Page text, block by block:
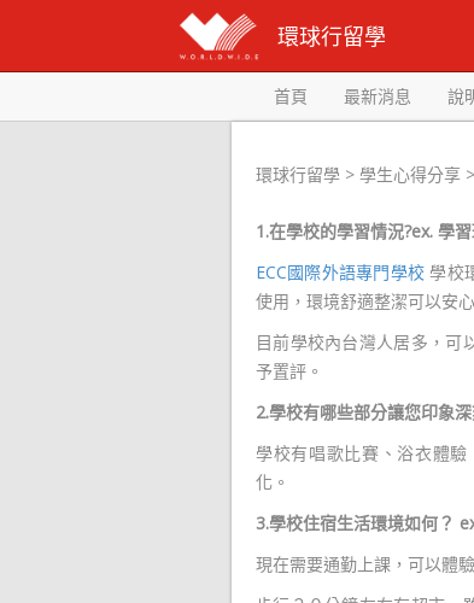
環球行留學
首頁 最新消息 說
環球行留學 > 學生心得分享 >
1.在學校的學習情況?ex. 學
ECC國際外語專門學校 學校
使用，環境舒適整潔可以安
目前學校內台灣人居多，可
予置評。
2.學校有哪些部分讓您印象
學校有唱歌比賽、浴衣體
化。
3.學校住宿生活環境如何？
現在需要通勤上課，可以體